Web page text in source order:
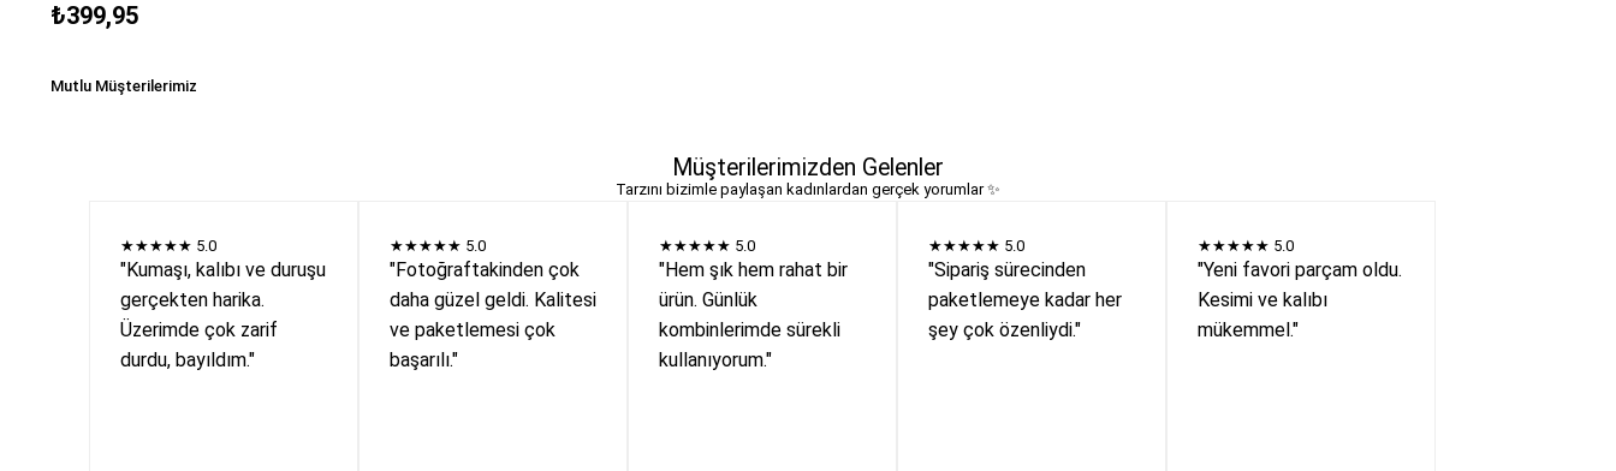
₺399,95
Mutlu Müşterilerimiz
Müşterilerimizden Gelenler
Tarzını bizimle paylaşan kadınlardan gerçek yorumlar ✨
★★★★★ 5.0
"Kumaşı, kalıbı ve duruşu
gerçekten harika.
Üzerimde çok zarif
durdu, bayıldım."
★★★★★ 5.0
"Fotoğraftakinden çok
daha güzel geldi. Kalitesi
ve paketlemesi çok
başarılı."
★★★★★ 5.0
"Hem şık hem rahat bir
ürün. Günlük
kombinlerimde sürekli
kullanıyorum."
★★★★★ 5.0
"Sipariş sürecinden
paketlemeye kadar her
şey çok özenliydi."
★★★★★ 5.0
"Yeni favori parçam oldu.
Kesimi ve kalıbı
mükemmel."